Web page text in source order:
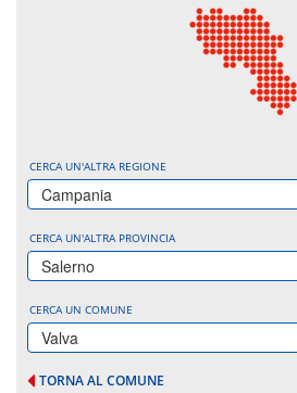
CERCA UN'ALTRA REGIONE
Campania
CERCA UN'ALTRA PROVINCIA
Salerno
CERCA UN COMUNE
Valva
TORNA AL COMUNE